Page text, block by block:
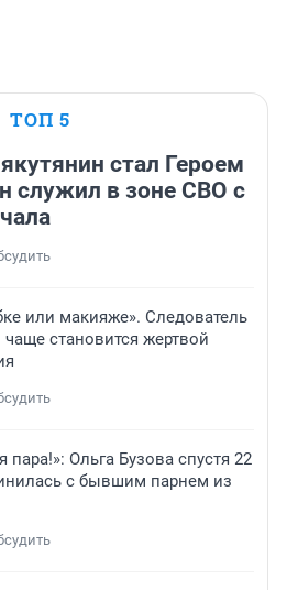
ТОП 5
стал Героем
служил в зоне СВО с
или макияже». Следователь
чаще становится жертвой
Ольга Бузова спустя 22
с бывшим парнем из